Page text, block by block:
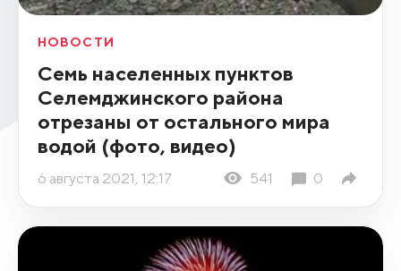
НОВОСТИ
Семь населенных пунктов
Селемджинского района
отрезаны от остального мира
водой (фото, видео)
6 августа 2021, 12:17 541 0